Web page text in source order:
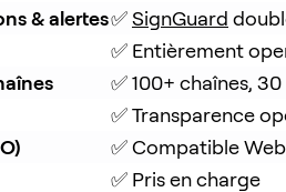
& alertes✅ SignGuard
✅ Entièrement
✅ 100+ chaînes,
✅ Transparence
✅ Compatible
✅ Pris en charge